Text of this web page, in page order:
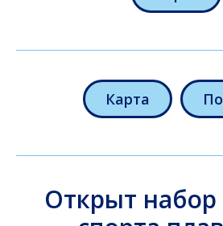
Карта
Открыт набор